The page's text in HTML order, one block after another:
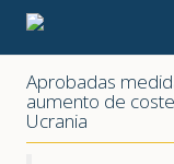
2022
Aprobadas
aumento de
Ucrania